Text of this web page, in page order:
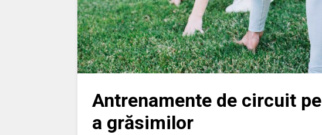
Antrenamente de circuit
a grăsimilor